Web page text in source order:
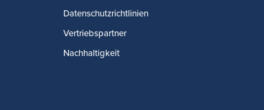
Datenschutzrichtlinien
Vertriebspartner
Nachhaltigkeit